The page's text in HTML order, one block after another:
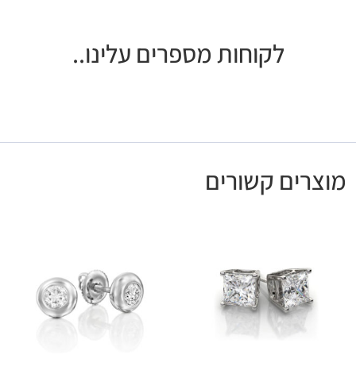
לקוחות מספרים עלינו..
מוצרים קשורים